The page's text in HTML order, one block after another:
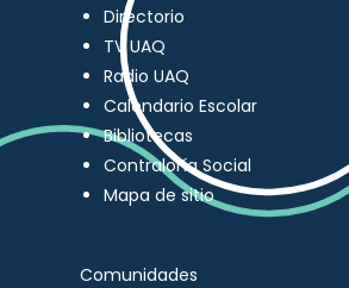
Directorio
TV UAQ
Radio UAQ
Calendario Escolar
Bibliotecas
Contraloría Social
Mapa de sitio
Comunidades